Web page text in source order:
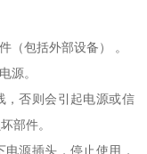
（包括外部设备） 。
源。
，否则会引起电源或信
部件。
源插头，停止使用，